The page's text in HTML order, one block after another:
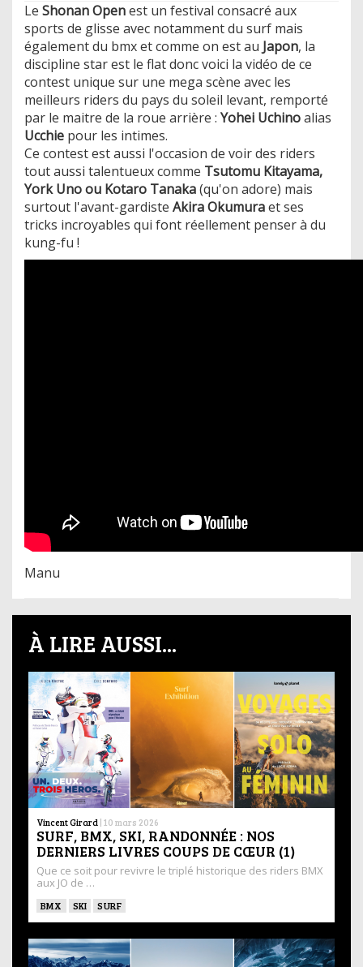
Le Shonan Openest un festival consacré aux
sports de glisse avec notamment du surf mais
également du bmx et comme on est au Japon, la
discipline star est le flat donc voici la vidéo de ce
contest unique sur une mega scène avec les
meilleurs riders du pays du soleil levant, remporté
par le maitre de la roue arrière : Yohei Uchinoalias
Ucchie pour les intimes.
​Ce contest est aussi l'occasion de voir des riders
tout aussi talentueux comme Tsutomu Kitayama,
York Uno ou Kotaro Tanaka(qu'on adore) mais
surtout l'avant-gardiste Akira Okumura​et ses
tricks incroyables qui font réellement penser à du
kung-fu !
Manu
À LIRE AUSSI...
Vincent Girard | 10 mars 2026
SURF, BMX, SKI, RANDONNÉE : NOS
DERNIERS LIVRES COUPS DE CŒUR (1)
Que ce soit pour revivre le triplé historique des riders BMX
aux JO de …
BMX SKI SURF